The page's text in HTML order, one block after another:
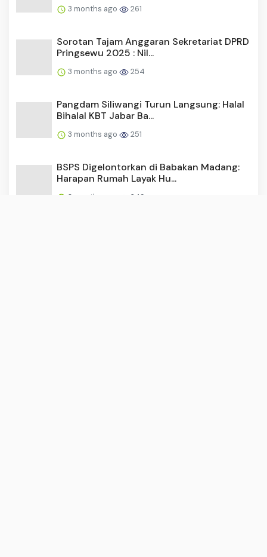
3 months ago 261
Sorotan Tajam Anggaran Sekretariat DPRD
Pringsewu 2025 : Nil...
3 months ago 254
Pangdam Siliwangi Turun Langsung: Halal
Bihalal KBT Jabar Ba...
3 months ago 251
BSPS Digelontorkan di Babakan Madang:
Harapan Rumah Layak Hu...
3 months ago 249